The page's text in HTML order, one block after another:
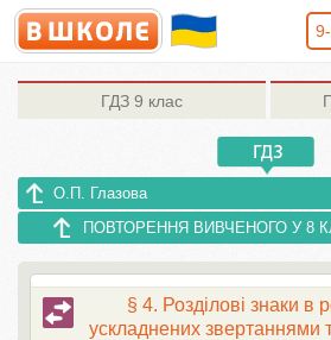
ГДЗ 9 клас
О.П. Глазова
ПОВТОРЕННЯ ВИВЧЕНОГО У 8
§ 4. Розділові знаки в
ускладнених звертаннями